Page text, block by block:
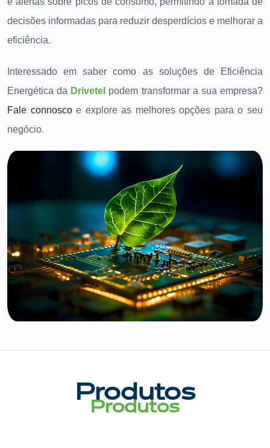
decisões informadas para reduzir desperdícios e melhorar a
eficiência.
Interessado em saber como as soluções de Eficiência
Energética da Drivetel podem transformar a sua empresa?
Fale connoscoe explore as melhores opções para o seu
negócio.
Produtos
Produtos